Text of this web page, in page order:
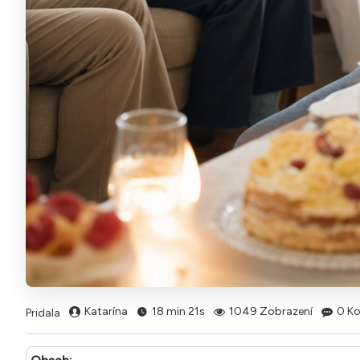
Pridala Katarína 18 min 21s 1049 Zobrazení 0